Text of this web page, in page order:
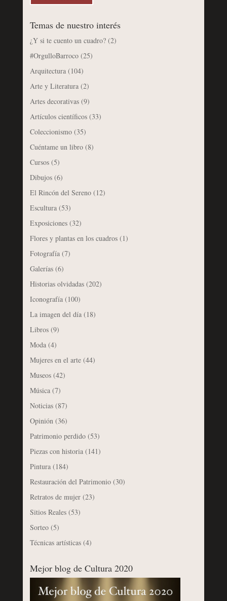
Temas de nuestro interés
¿Y si te cuento un cuadro?(2)
#OrgulloBarroco(25)
Arquitectura(104)
Arte y Literatura(2)
Artes decorativas(9)
Artículos científicos(33)
Coleccionismo(35)
Cuéntame un libro(8)
Cursos(5)
Dibujos(6)
El Rincón del Sereno(12)
Escultura(53)
Exposiciones(32)
Flores y plantas en los cuadros(1)
Fotografía(7)
Galerías(6)
Historias olvidadas(202)
Iconografía(100)
La imagen del día(18)
Libros(9)
Moda(4)
Mujeres en el arte(44)
Museos(42)
Música(7)
Noticias(87)
Opinión(36)
Patrimonio perdido(53)
Piezas con historia(141)
Pintura(184)
Restauración del Patrimonio(30)
Retratos de mujer(23)
Sitios Reales(53)
Sorteo(5)
Técnicas artísticas(4)
Mejor blog de Cultura 2020